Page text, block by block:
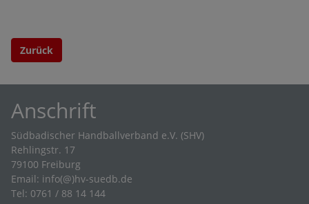
Zurück
Anschrift
Südbadischer Handballverband e.V. (SHV)
Rehlingstr. 17
79100 Freiburg
Email: info(@)hv-suedb.de
Tel: 0761 / 88 14 144